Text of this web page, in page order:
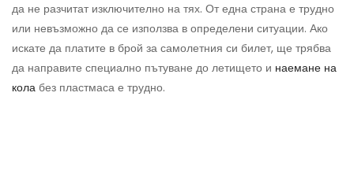
да не разчитат изключително на тях. От една страна е трудно
или невъзможно да се използва в определени ситуации. Ако
искате да платите в брой за самолетния си билет, ще трябва
да направите специално пътуване до летището и наемане на
кола без пластмаса е трудно.